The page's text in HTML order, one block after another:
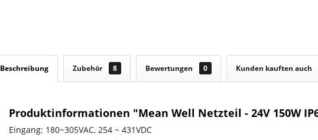
Beschreibung Zubehör 8 Bewertungen 0 Kunden kauften auch
Produktinformationen "Mean Well Netzteil - 24V 150W
Eingang: 180~305VAC, 254 ~ 431VDC